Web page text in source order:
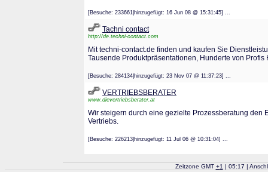
[Besuche: 233661|hinzugefügt: 16 Jun 08 @ 15:31:45] ...
Tachni contact
http://de.techni-contact.com
Mit techni-contact.de finden und kaufen Sie
Tausende Produktpräsentationen, Hunderte von Profis
[Besuche: 284134|hinzugefügt: 23 Nov 07 @ 11:37:23] ...
VERTRIEBSBERATER
www.dievertriebsberater.at
Wir steigern durch eine gezielte Prozessberatung den
Vertriebs.
[Besuche: 226213|hinzugefügt: 11 Jul 06 @ 10:31:04] ...
Zeitzone GMT +1 | 05:17 |